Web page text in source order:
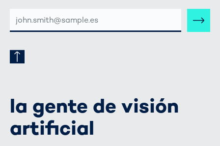
CORREO
la gente de visión
artificial